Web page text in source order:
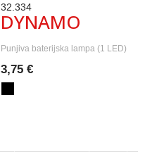
32.334
DYNAMO
Punjiva baterijska lampa (1 LED)
3,75 €